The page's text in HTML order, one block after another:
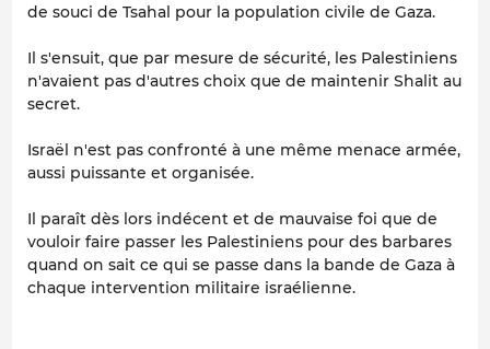
de souci de Tsahal pour la population civile de Gaza.
Il s'ensuit, que par mesure de sécurité, les Palestiniens
n'avaient pas d'autres choix que de maintenir Shalit au
secret.
Israël n'est pas confronté à une même menace armée,
aussi puissante et organisée.
Il paraît dès lors indécent et de mauvaise foi que de
vouloir faire passer les Palestiniens pour des barbares
quand on sait ce qui se passe dans la bande de Gaza à
chaque intervention militaire israélienne.